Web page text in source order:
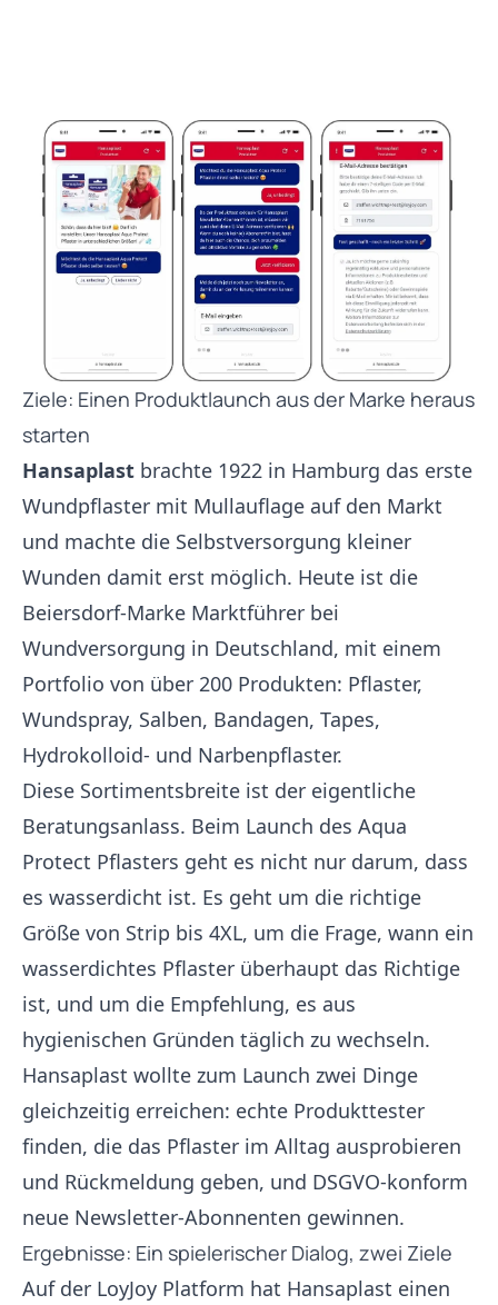
Ziele: Einen Produktlaunch aus der Marke heraus
starten
Hansaplast brachte 1922 in Hamburg das erste
Wundpflaster mit Mullauflage auf den Markt
und machte die Selbstversorgung kleiner
Wunden damit erst möglich. Heute ist die
Beiersdorf-Marke Marktführer bei
Wundversorgung in Deutschland, mit einem
Portfolio von über 200 Produkten: Pflaster,
Wundspray, Salben, Bandagen, Tapes,
Hydrokolloid- und Narbenpflaster.
Diese Sortimentsbreite ist der eigentliche
Beratungsanlass. Beim Launch des Aqua
Protect Pflasters geht es nicht nur darum, dass
es wasserdicht ist. Es geht um die richtige
Größe von Strip bis 4XL, um die Frage, wann ein
wasserdichtes Pflaster überhaupt das Richtige
ist, und um die Empfehlung, es aus
hygienischen Gründen täglich zu wechseln.
Hansaplast wollte zum Launch zwei Dinge
gleichzeitig erreichen: echte Produkttester
finden, die das Pflaster im Alltag ausprobieren
und Rückmeldung geben, und DSGVO-konform
neue Newsletter-Abonnenten gewinnen.
Ergebnisse: Ein spielerischer Dialog, zwei Ziele
Auf der LoyJoy Platform hat Hansaplast einen